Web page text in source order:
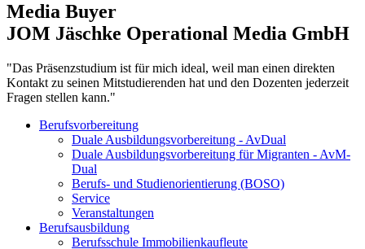
Media Buyer
JOM Jäschke Operational Media GmbH
"Das Präsenzstudium ist für mich ideal, weil man einen direkten
Kontakt zu seinen Mitstudierenden hat und den Dozenten jederzeit
Fragen stellen kann."
Berufsvorbereitung
Duale Ausbildungsvorbereitung - AvDual
Duale Ausbildungsvorbereitung für Migranten - AvM-
Dual
Berufs- und Studienorientierung (BOSO)
Service
Veranstaltungen
Berufsausbildung
Berufsschule Immobilienkaufleute